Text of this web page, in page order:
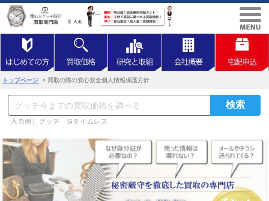
トップページ > 買取の際の安心安全個人情報保護方針
入力例）グッチ Gタイムレス